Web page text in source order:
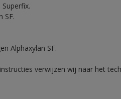
SF.
Alphaxylan SF.
verwijzen wij naar het